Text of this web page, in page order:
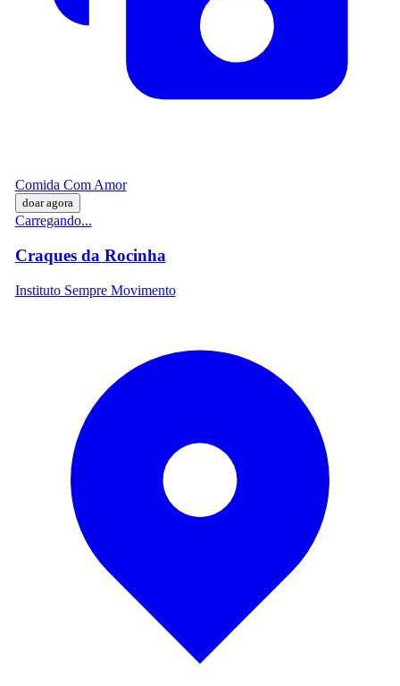
Comida Com Amor
doar agora
Carregando...
Craques da Rocinha
Instituto Sempre Movimento